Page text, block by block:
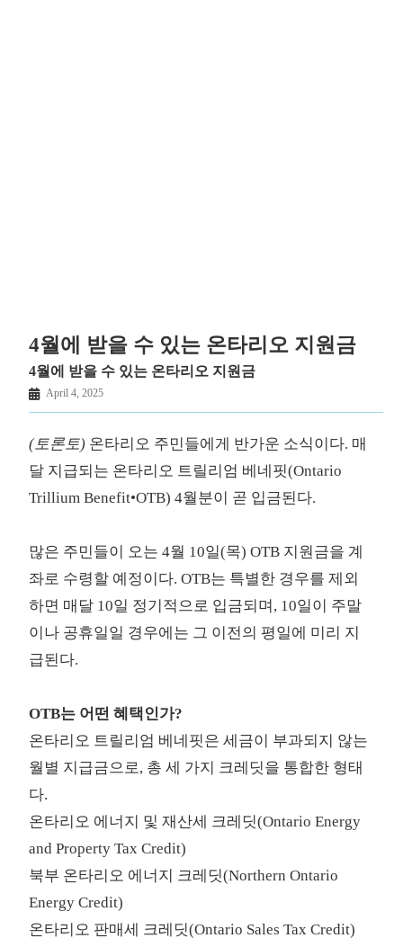
4월에 받을 수 있는 온타리오 지원금
4월에 받을 수 있는 온타리오 지원금
April 4, 2025
(토론토) 온타리오 주민들에게 반가운 소식이다. 매
달 지급되는 온타리오 트릴리엄 베네핏(Ontario
Trillium Benefit•OTB) 4월분이 곧 입금된다.
많은 주민들이 오는 4월 10일(목) OTB 지원금을 계
좌로 수령할 예정이다. OTB는 특별한 경우를 제외
하면 매달 10일 정기적으로 입금되며, 10일이 주말
이나 공휴일일 경우에는 그 이전의 평일에 미리 지
급된다.
OTB는 어떤 혜택인가?
온타리오 트릴리엄 베네핏은 세금이 부과되지 않는
월별 지급금으로, 총 세 가지 크레딧을 통합한 형태
다.
온타리오 에너지 및 재산세 크레딧(Ontario Energy
and Property Tax Credit)
북부 온타리오 에너지 크레딧(Northern Ontario
Energy Credit)
온타리오 판매세 크레딧(Ontario Sales Tax Credit)